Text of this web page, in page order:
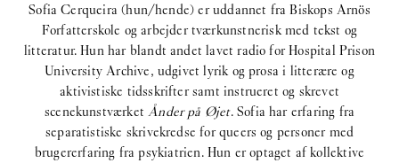
Sofia Cerqueira (hun/hende) er uddannet fra Biskops Arnös
Forfatterskole og arbejder tværkunstnerisk med tekst og
litteratur. Hun har blandt andet lavet radio for Hospital Prison
University Archive, udgivet lyrik og prosa i litterære og
aktivistiske tidsskrifter samt instrueret og skrevet
scenekunstværketÅnder på Øjet. Sofia har erfaring fra
separatistiske skrivekredse for queers og personer med
brugererfaring fra psykiatrien. Hun er optaget af kollektive